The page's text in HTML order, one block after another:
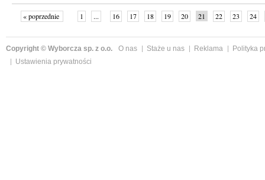
« poprzednie 1 ... 16 17 18 19 20 21 22 23
24
Copyright © Wyborcza sp. z o.o. O nas Staże u nas Reklama
Polityka
Ustawienia prywatności